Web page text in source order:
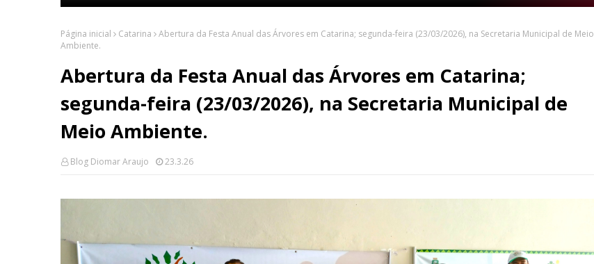
Página inicial Catarina
Abertura da Festa Anual das Árvores em Catarina; segunda-feira (23/03/2026), na Secretaria Municipal de Meio
Ambiente.
Abertura da Festa Anual das Árvores em Catarina;
segunda-feira (23/03/2026), na Secretaria Municipal de
Meio Ambiente.
Blog Diomar Araujo 23.3.26